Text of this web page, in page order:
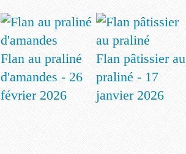
Flan au praliné
d'amandes - 26
février 2026
Flan pâtissier au
praliné - 17
janvier 2026